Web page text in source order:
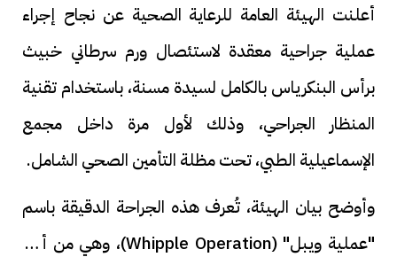
أعلنت الهيئة العامة للرعاية الصحية عن نجاح إجراء
عملية جراحية معقدة لاستئصال ورم سرطاني خبيث
برأس البنكرياس بالكامل لسيدة مسنة، باستخدام تقنية
المنظار الجراحي، وذلك لأول مرة داخل مجمع
الإسماعيلية الطبي، تحت مظلة التأمين الصحي الشامل.
وأوضح بيان الهيئة، تُعرف هذه الجراحة الدقيقة باسم
"عملية ويبل" (Whipple Operation)، وهي من أكثر